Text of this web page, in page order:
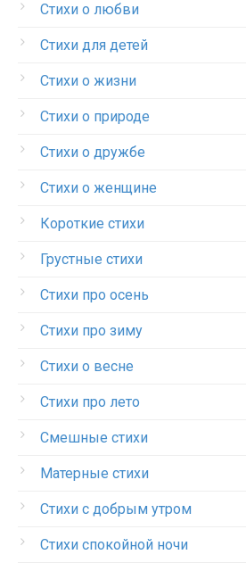
Стихи о любви
Стихи для детей
Стихи о жизни
Стихи о природе
Стихи о дружбе
Стихи о женщине
Короткие стихи
Грустные стихи
Стихи про осень
Стихи про зиму
Стихи о весне
Стихи про лето
Смешные стихи
Матерные стихи
Стихи с добрым утром
Стихи спокойной ночи